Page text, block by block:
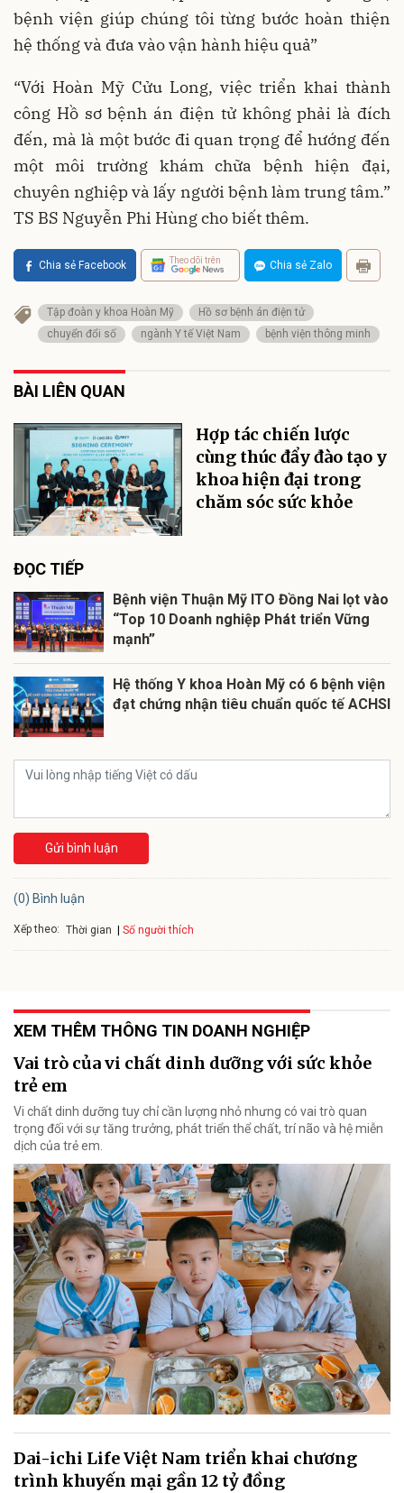
bệnh viện giúp chúng tôi từng bước hoàn thiện
hệ thống và đưa vào vận hành hiệu quả”
“Với Hoàn Mỹ Cửu Long, việc triển khai thành
công Hồ sơ bệnh án điện tử không phải là đích
đến, mà là một bước đi quan trọng để hướng đến
một môi trường khám chữa bệnh hiện đại,
chuyên nghiệp và lấy người bệnh làm trung tâm.”
TS BS Nguyễn Phi Hùng cho biết thêm.
Chia sẻ Facebook Theo dõi trên Chia sẻ Zalo
Tập đoàn y khoa Hoàn Mỹ
Hồ sơ bệnh án điện tử
chuyển đổi số
ngành Y tế Việt Nam bệnh viện thông minh
BÀI LIÊN QUAN
Hợp tác chiến lược
cùng thúc đẩy đào tạo y
khoa hiện đại trong
chăm sóc sức khỏe
ĐỌC TIẾP
Bệnh viện Thuận Mỹ ITO Đồng Nai lọt vào
“Top 10 Doanh nghiệp Phát triển Vững
mạnh”
Hệ thống Y khoa Hoàn Mỹ có 6 bệnh viện
đạt chứng nhận tiêu chuẩn quốc tế ACHSI
Gửi bình luận
(0) Bình luận
Xếp theo: Thời gian Số người thích
XEM THÊM THÔNG TIN DOANH NGHIỆP
Vai trò của vi chất dinh dưỡng với sức khỏe
trẻ em
Vi chất dinh dưỡng tuy chỉ cần lượng nhỏ nhưng có vai trò quan
trọng đối với sự tăng trưởng, phát triển thể chất, trí não và hệ miễn
dịch của trẻ em.
Dai-ichi Life Việt Nam triển khai chương
trình khuyến mại gần 12 tỷ đồng